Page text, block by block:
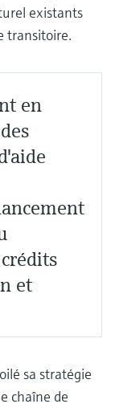
existants
transitoire.
en
et
sa stratégie
chaîne de